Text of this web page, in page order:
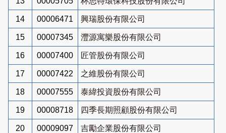
14 00006471 興瑞股份有限公司
15 00007345 灃源寓樂股份有限公司
16 00007400 匠管股份有限公司
17 00007422 之維股份有限公司
18 00007555 泰緯投資股份有限公司
19 00008718 四季長期照顧股份有限公司
20 00009097 吉勵企業股份有限公司